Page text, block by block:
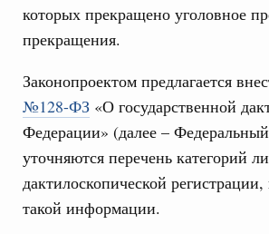
которых прекращено уголовное
прекращения.
Законопроектом предлагается
№128-ФЗ «О государственной
Федерации» (далее –
уточняются перечень категорий
дактилоскопической
такой информации.
Правовые вопросы работы
Правительство
актов и
29 июля 2024, понедельник
вопросы работы Правительства
Цифровизация
деятельности